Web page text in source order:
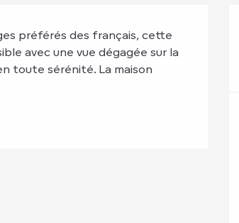
préférés des français, cette
avec une vue dégagée sur la
toute sérénité. La maison